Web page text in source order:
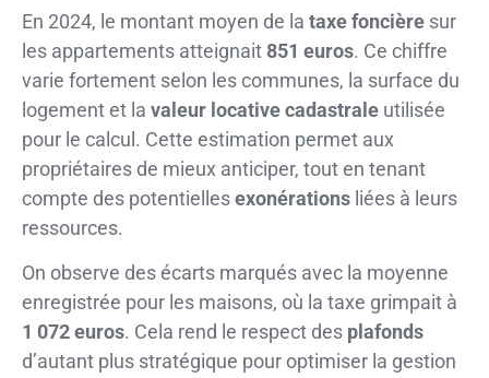
En 2024, le montant moyen de la taxe foncière sur
les appartements atteignait 851 euros. Ce chiffre
varie fortement selon les communes, la surface du
logement et la valeur locative cadastrale utilisée
pour le calcul. Cette estimation permet aux
propriétaires de mieux anticiper, tout en tenant
compte des potentiellesexonérations liées à leurs
ressources.
On observe des écarts marqués avec la moyenne
enregistrée pour les maisons, où la taxe grimpait à
1 072 euros. Cela rend le respect des plafonds
d’autant plus stratégique pour optimiser la gestion